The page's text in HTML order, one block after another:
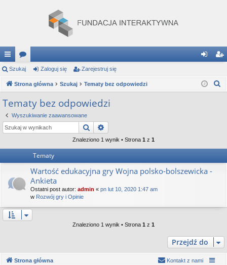
ię
ce
j
…
or
a og ej
Szukaj Zaloguj się Zarejestruj się
Strona główna Szukaj Tematy bez odpowiedzi
Tematy bez odpowiedzi
Wyszukiwanie zaawansowane
Szukaj
Znaleziono 1 wynik • Strona 1 z 1
Tematy
Wartość edukacyjna gry Wojna polsko-bolszewicka -
Ankieta
Ostatni post autor: admin « pn lut 10, 2020 1:47 am
w Rozwój gry i Opinie
Znaleziono 1 wynik • Strona 1 z 1
Przejdź do
Strona główna Kontakt z nami